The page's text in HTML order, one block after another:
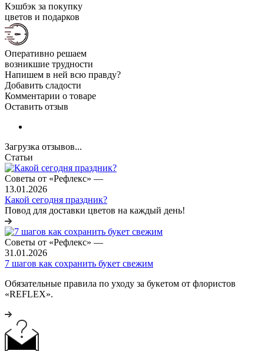
Кэшбэк за покупку
цветов и подарков
Оперативно решаем
возникшие трудности
Напишем в ней всю правду?
Добавить сладости
Комментарии о товаре
Оставить отзыв
Загрузка отзывов...
Статьи
Советы от «Рефлекс» —
13.01.2026
Какой сегодня праздник?
Повод для доставки цветов на каждый день!
Советы от «Рефлекс» —
31.01.2026
7 шагов как сохранить букет свежим
Обязательные правила по уходу за букетом от флористов
«REFLEX».